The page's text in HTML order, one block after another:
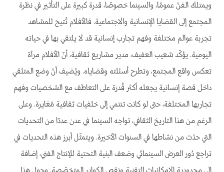
ويمتلك الفنّ عمومًا، والسينما خصوصًا، قدرة كبيرة على التأثير في نظرة
المجتمع إلى القضايا الإنسانية والاجتماعية. فالأفلام تُتيح للمشاهد
تجربة عوالم مختلفة وفهم تجارب إنسانية قد لا يلتقي بها في حياته
اليومية. يؤكّد شعيب العفيف، مدير مشاريع ثقافية، أنّ الأفلام مرآة
تعكس واقع المجتمع، وتطرح أسئلته وقضاياه. ويُضيف أنّ وضع المتلقي
داخل قصة إنسانية يجعله أكثر قُدرة على التعاطف مع الشخصيات وفهم
تجاربها المختلفة، حتى لو كانت تنتمي إلى خلفيات ثقافية مُغايرة. وعلى
الرغم من هذا التاريخ الثقافي، تواجه السينما في عدن عددًا من التحديات
التي حدّت من نشاطها في السنوات الأخيرة. ويتمثّل أبرز هذه التحديات في
تراجع دُور العرض السينمائي وضعف البنية التحتية للإنتاج الفني، إضافة